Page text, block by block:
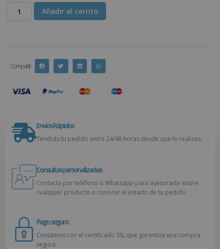
Añadir al carrito
Compartir :
Envíos Rápidos
Tendrás tu pedido entre 24/48 horas desde que lo realizas.
Consultas personalizadas
Contacta por teléfono o Whatsapp para asesorarte sobre
cualquier producto o conocer el estado de tu pedido.
Pago seguro
Contamos con el certificado SSL que garantiza una compra
segura.